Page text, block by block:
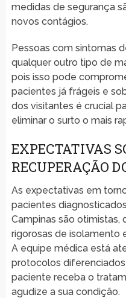
medidas de segurança
novos contágios.
Pessoas com sintomas
qualquer outro tipo de
pois isso pode
pacientes já frágeis e
dos visitantes é crucial
eliminar o surto o mais
EXPECTATIVAS
RECUPERAÇÃO
As expectativas em
pacientes
Campinas são otimistas,
rigorosas de isolamento
A equipe médica está
protocolos
paciente receba o
agudize a sua condição.